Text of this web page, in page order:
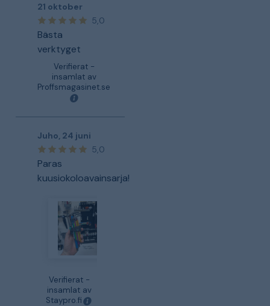
21 oktober
5,0
Bästa
verktyget
Verifierat -
insamlat av
Proffsmagasinet.se
Juho 24 juni
5,0
Paras
kuusiokoloavainsarja!
Verifierat -
insamlat av
Staypro.fi